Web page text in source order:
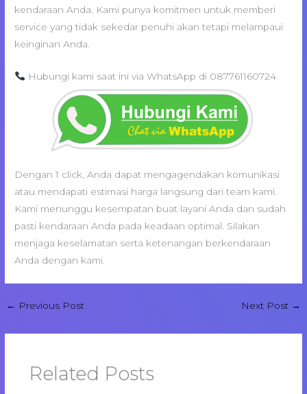
kendaraan Anda. Kami punya komitmen untuk memberi
service yang tidak sekedar penuhi akan tetapi melampaui
keinginan Anda.
Hubungi kami saat ini via WhatsApp di 087761160724
Dengan 1 click, Anda dapat mengagendakan komunikasi
atau mendapati estimasi harga langsung dari team kami.
Kami menunggu kesempatan buat layani Anda dan sudah
pasti kendaraan Anda pada keadaan optimal. Silakan
menjaga keselamatan serta ketenangan berkendaraan
Anda dengan kami.
← Previous Post Next Post →
Related Posts